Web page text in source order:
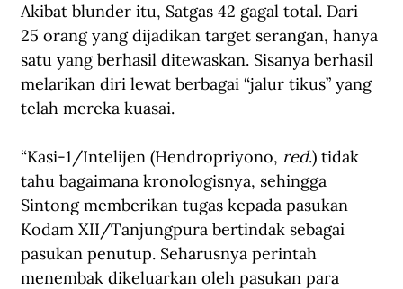
Akibat blunder itu, Satgas 42 gagal total. Dari
25 orang yang dijadikan target serangan, hanya
satu yang berhasil ditewaskan. Sisanya berhasil
melarikan diri lewat berbagai “jalur tikus” yang
telah mereka kuasai.
“Kasi-1/Intelijen (Hendropriyono, red.) tidak
tahu bagaimana kronologisnya, sehingga
Sintong memberikan tugas kepada pasukan
Kodam XII/Tanjungpura bertindak sebagai
pasukan penutup. Seharusnya perintah
menembak dikeluarkan oleh pasukan para